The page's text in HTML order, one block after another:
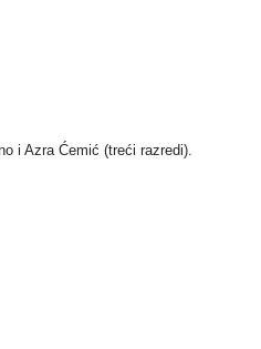
i Azra Ćemić (treći razredi).